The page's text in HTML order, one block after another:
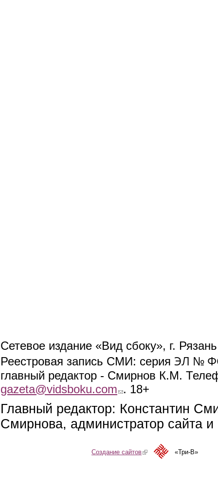
Сетевое издание «Вид сбоку», г.
Реестровая запись СМИ: серия ЭЛ №
главный редактор - Смирнов К.М.
gazeta@vidsboku.com (link sends e-mail)
. 18+
Главный редактор: Константин
Смирнова, администратор сайта
Создание сайтов(link is external)«Три-В»